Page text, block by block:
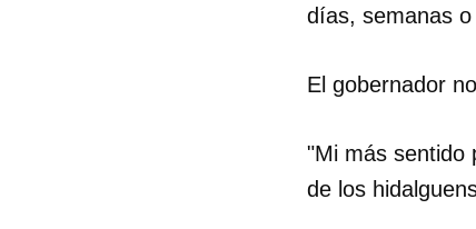
días, semanas
El gobernador
"Mi más sentido
de los